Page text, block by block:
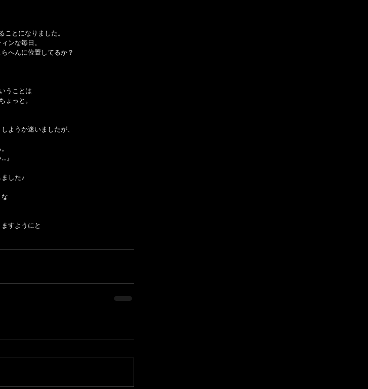
ことになりました。
ンな毎日。
へんに位置してるか？
うことは
ょっと。
ようか迷いましたが、
』
した♪
すようにと